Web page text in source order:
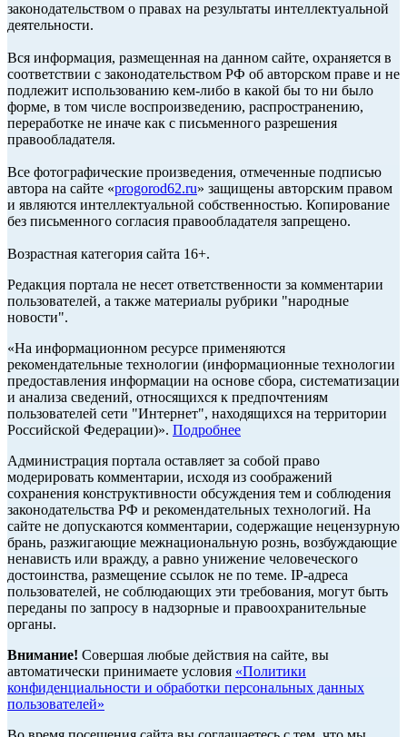
законодательством о правах на результаты интеллектуальной
деятельности.
Вся информация, размещенная на данном сайте, охраняется в
соответствии с законодательством РФ об авторском праве и не
подлежит использованию кем-либо в какой бы то ни было
форме, в том числе воспроизведению, распространению,
переработке не иначе как с письменного разрешения
правообладателя.
Все фотографические произведения, отмеченные подписью
автора на сайте «progorod62.ru» защищены авторским правом
и являются интеллектуальной собственностью. Копирование
без письменного согласия правообладателя запрещено.
Возрастная категория сайта 16+.
Редакция портала не несет ответственности за комментарии
пользователей, а также материалы рубрики "народные
новости".
«На информационном ресурсе применяются
рекомендательные технологии (информационные технологии
предоставления информации на основе сбора, систематизации
и анализа сведений, относящихся к предпочтениям
пользователей сети "Интернет", находящихся на территории
Российской Федерации)». Подробнее
Администрация портала оставляет за собой право
модерировать комментарии, исходя из соображений
сохранения конструктивности обсуждения тем и соблюдения
законодательства РФ и рекомендательных технологий. На
сайте не допускаются комментарии, содержащие нецензурную
брань, разжигающие межнациональную рознь, возбуждающие
ненависть или вражду, а равно унижение человеческого
достоинства, размещение ссылок не по теме. IP-адреса
пользователей, не соблюдающих эти требования, могут быть
переданы по запросу в надзорные и правоохранительные
органы.
Внимание! Совершая любые действия на сайте, вы
автоматически принимаете условия «Политики
конфиденциальности и обработки персональных данных
пользователей»